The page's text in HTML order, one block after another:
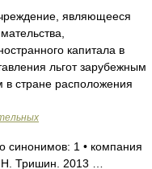
являющееся
капитала в
льгот зарубежным
в стране расположения
синонимов: 1 • компания
Тришин. 2013 …